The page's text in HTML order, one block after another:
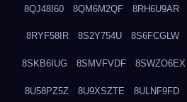
8QJ48I60 8QM6M2QF 8RH6U9AR
8RYF58IR 8S2Y754U 8S6FCGLW
8SKB6IUG 8SMVFVDF 8SWZO6EX
8U58PZ5Z 8U9XSZTE 8ULNF9FD